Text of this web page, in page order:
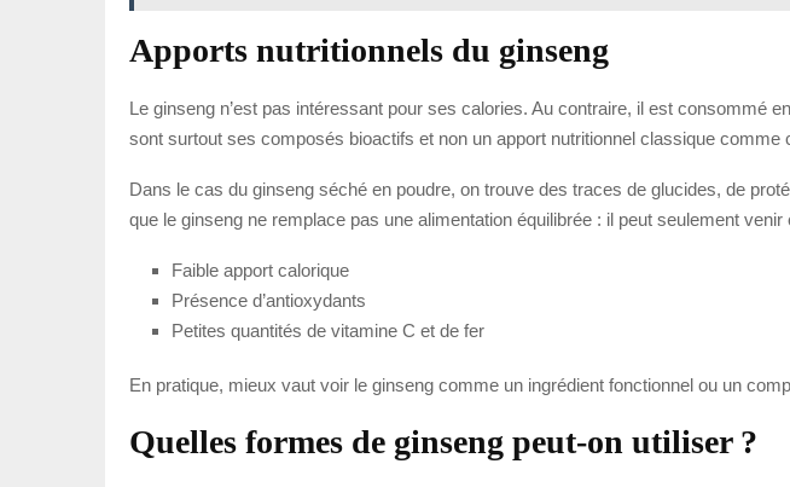
Apports nutritionnels du ginseng
Le ginseng n’est pas intéressant pour ses calories. Au contraire, il est consommé
sont surtout ses composés bioactifs et non un apport nutritionnel classique comme
Dans le cas du ginseng séché en poudre, on trouve des traces de glucides, de
que le ginseng ne remplace pas une alimentation équilibrée : il peut seulement
Faible apport calorique
Présence d’antioxydants
Petites quantités de vitamine C et de fer
En pratique, mieux vaut voir le ginseng comme un ingrédient fonctionnel ou un
Quelles formes de ginseng peut-on utiliser ?